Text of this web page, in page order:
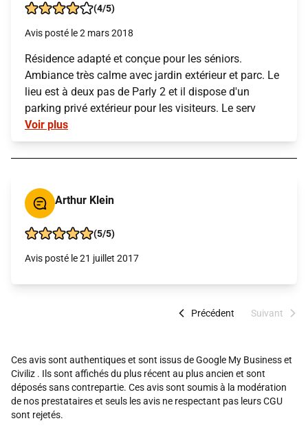
(4/5)
Avis posté le 2 mars 2018
Résidence adapté et conçue pour les séniors.
Ambiance très calme avec jardin extérieur et parc. Le
lieu est à deux pas de Parly 2 et il dispose d'un
parking privé extérieur pour les visiteurs. Le serv
Voir plus
Arthur Klein
(5/5)
Avis posté le 21 juillet 2017
Précédent Suivant
Ces avis sont authentiques et sont issus de Google My Business et
Civiliz . Ils sont affichés du plus récent au plus ancien et sont
déposés sans contrepartie. Ces avis sont soumis à la modération
de nos prestataires et seuls les avis ne respectant pas leurs CGU
sont rejetés.